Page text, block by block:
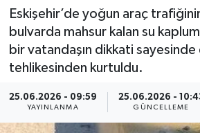
Eskişehir’de yoğun araç
bulvarda mahsur kalan su
bir vatandaşın dikkati sayesinde
tehlikesinden kurtuldu.
25.06.2026 - 09:59
YAYINLANMA
25.06.2026 -
GÜNCELLEME
Son Dakika Haberleri
Haber Arşivi